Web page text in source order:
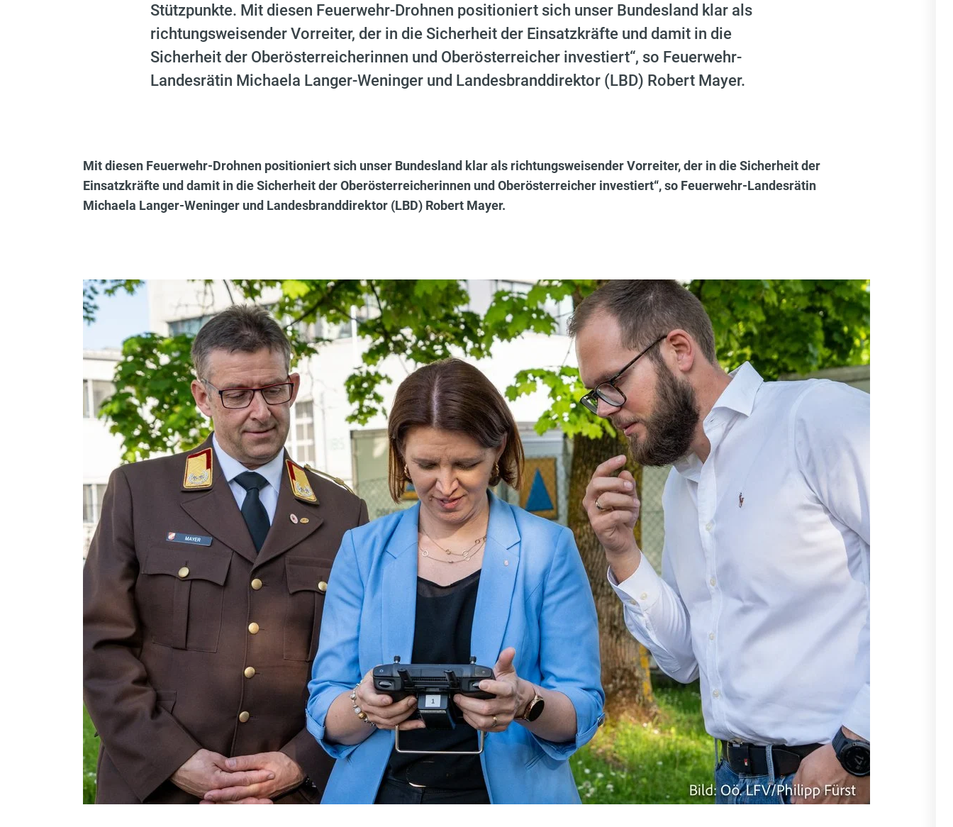
Stützpunkte. Mit diesen Feuerwehr-Drohnen positioniert sich unser Bundesland klar als
richtungsweisender Vorreiter, der in die Sicherheit der Einsatzkräfte und damit in die
Sicherheit der Oberösterreicherinnen und Oberösterreicher investiert“, so Feuerwehr-
Landesrätin Michaela Langer-Weninger und Landesbranddirektor (LBD) Robert Mayer.
Mit diesen Feuerwehr-Drohnen positioniert sich unser Bundesland klar als richtungsweisender Vorreiter, der in die Sicherheit der
Einsatzkräfte und damit in die Sicherheit der Oberösterreicherinnen und Oberösterreicher investiert“, so Feuerwehr-Landesrätin
Michaela Langer-Weninger und Landesbranddirektor (LBD) Robert Mayer.